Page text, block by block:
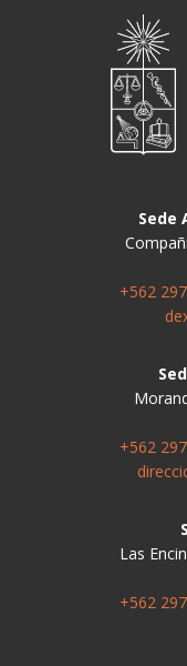
Sede
+562
+562
Las
+562